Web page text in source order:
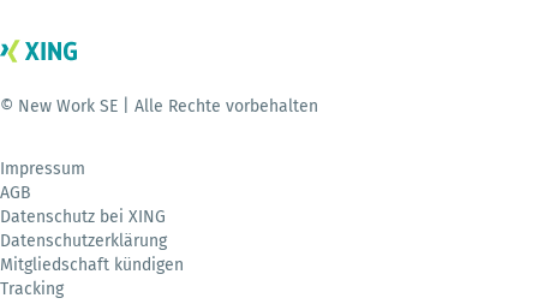
© New Work SE | Alle Rechte vorbehalten
Impressum
AGB
Datenschutz bei XING
Datenschutzerklärung
Mitgliedschaft kündigen
Tracking